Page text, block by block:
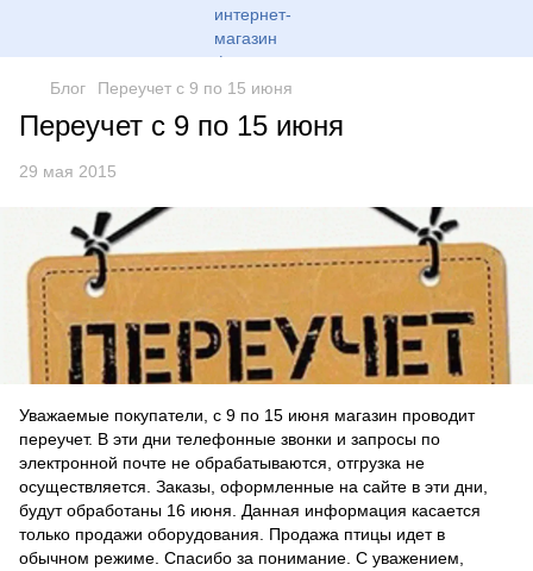
Блог Переучет с 9 по 15 июня
Переучет с 9 по 15 июня
29 мая 2015
Уважаемые покупатели, с 9 по 15 июня магазин проводит
переучет. В эти дни телефонные звонки и запросы по
электронной почте не обрабатываются, отгрузка не
осуществляется. Заказы, оформленные на сайте в эти дни,
будут обработаны 16 июня. Данная информация касается
только продажи оборудования. Продажа птицы идет в
обычном режиме. Спасибо за понимание. С уважением,